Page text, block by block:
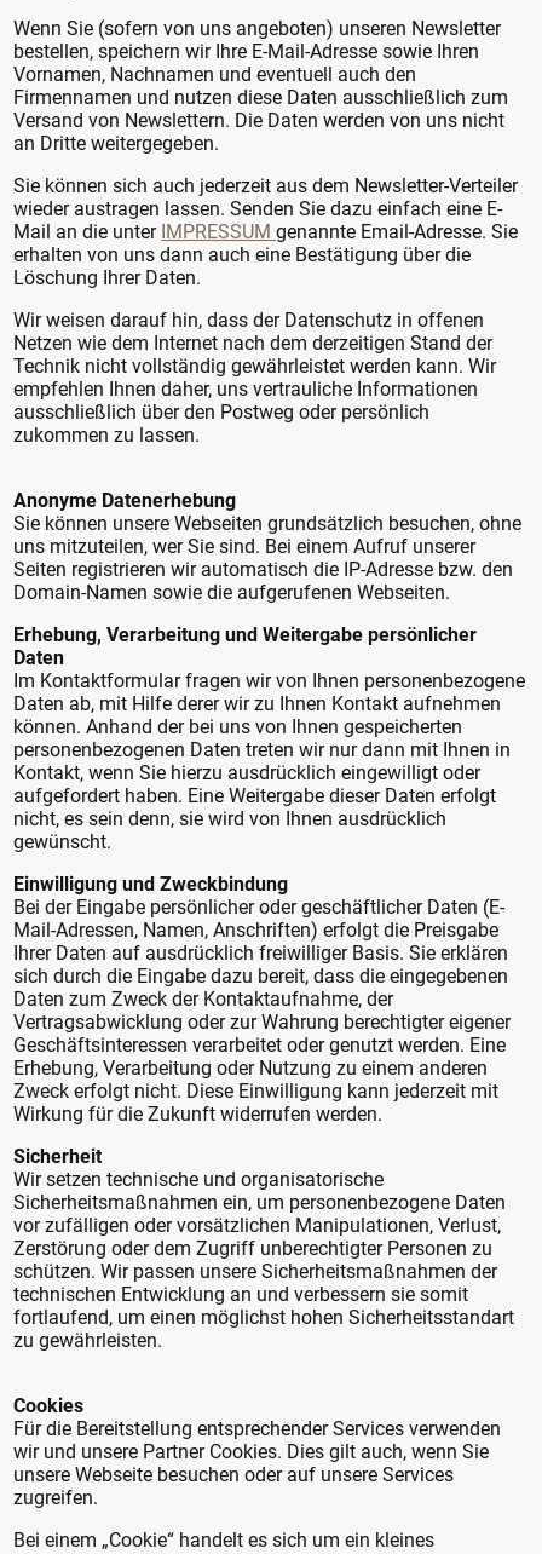
Wenn Sie (sofern von uns angeboten) unseren Newsletter
bestellen, speichern wir Ihre E-Mail-Adresse sowie Ihren
Vornamen, Nachnamen und eventuell auch den
Firmennamen und nutzen diese Daten ausschließlich zum
Versand von Newslettern. Die Daten werden von uns nicht
an Dritte weitergegeben.
Sie können sich auch jederzeit aus dem Newsletter-Verteiler
wieder austragen lassen. Senden Sie dazu einfach eine E-
Mail an die unter IMPRESSUM genannte Email-Adresse. Sie
erhalten von uns dann auch eine Bestätigung über die
Löschung Ihrer Daten.
Wir weisen darauf hin, dass der Datenschutz in offenen
Netzen wie dem Internet nach dem derzeitigen Stand der
Technik nicht vollständig gewährleistet werden kann. Wir
empfehlen Ihnen daher, uns vertrauliche Informationen
ausschließlich über den Postweg oder persönlich
zukommen zu lassen.
Anonyme Datenerhebung
Sie können unsere Webseiten grundsätzlich besuchen, ohne
uns mitzuteilen, wer Sie sind. Bei einem Aufruf unserer
Seiten registrieren wir automatisch die IP-Adresse bzw. den
Domain-Namen sowie die aufgerufenen Webseiten.
Erhebung, Verarbeitung und Weitergabe persönlicher
Daten
Im Kontaktformular fragen wir von Ihnen personenbezogene
Daten ab, mit Hilfe derer wir zu Ihnen Kontakt aufnehmen
können. Anhand der bei uns von Ihnen gespeicherten
personenbezogenen Daten treten wir nur dann mit Ihnen in
Kontakt, wenn Sie hierzu ausdrücklich eingewilligt oder
aufgefordert haben. Eine Weitergabe dieser Daten erfolgt
nicht, es sein denn, sie wird von Ihnen ausdrücklich
gewünscht.
Einwilligung und Zweckbindung
Bei der Eingabe persönlicher oder geschäftlicher Daten (E-
Mail-Adressen, Namen, Anschriften) erfolgt die Preisgabe
Ihrer Daten auf ausdrücklich freiwilliger Basis. Sie erklären
sich durch die Eingabe dazu bereit, dass die eingegebenen
Daten zum Zweck der Kontaktaufnahme, der
Vertragsabwicklung oder zur Wahrung berechtigter eigener
Geschäftsinteressen verarbeitet oder genutzt werden. Eine
Erhebung, Verarbeitung oder Nutzung zu einem anderen
Zweck erfolgt nicht. Diese Einwilligung kann jederzeit mit
Wirkung für die Zukunft widerrufen werden.
Sicherheit
Wir setzen technische und organisatorische
Sicherheitsmaßnahmen ein, um personenbezogene Daten
vor zufälligen oder vorsätzlichen Manipulationen, Verlust,
Zerstörung oder dem Zugriff unberechtigter Personen zu
schützen. Wir passen unsere Sicherheitsmaßnahmen der
technischen Entwicklung an und verbessern sie somit
fortlaufend, um einen möglichst hohen Sicherheitsstandart
zu gewährleisten.
Cookies
Für die Bereitstellung entsprechender Services verwenden
wir und unsere Partner Cookies. Dies gilt auch, wenn Sie
unsere Webseite besuchen oder auf unsere Services
zugreifen.
Bei einem „Cookie“ handelt es sich um ein kleines